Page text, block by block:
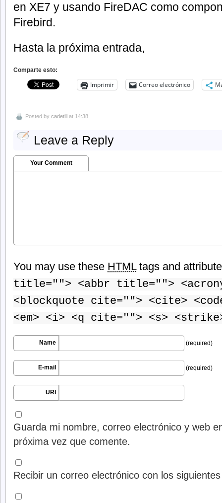
en XE7 y usando FireDAC como
Firebird.
Hasta la próxima entrada,
Comparte esto:
Imprimir Correo electrónico
Posted by cadetill at 14:38
Leave a Reply
Your Comment
You may use these HTMLtags and
title=""> <abbr title="">
<blockquote cite=""> <cite>
<em> <i> <q cite=""> <s>
Name (required)
E-mail (required)
URI
Guarda mi nombre, correo electrónico y web
próxima vez que comente.
Recibir un correo electrónico con los